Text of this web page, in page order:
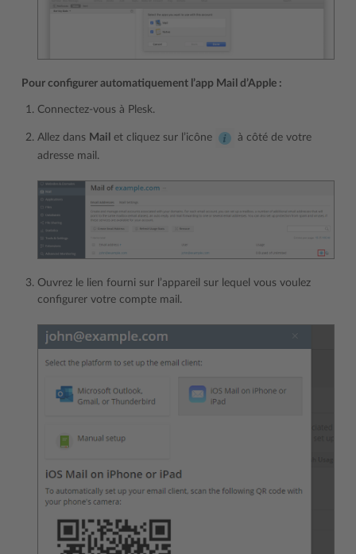
Pour configurer automatiquement l’app Mail d’Apple :
Connectez-vous à Plesk.
Allez dans Mail et cliquez sur l’icône
à côté de votre
adresse mail.
Ouvrez le lien fourni sur l’appareil sur lequel vous voulez
configurer votre compte mail.